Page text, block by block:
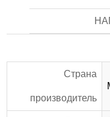
Страна
производитель